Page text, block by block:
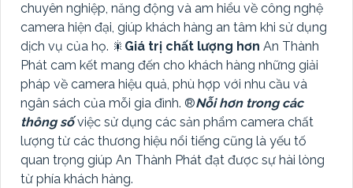
chuyên nghiệp, năng động và am hiểu về công nghệ
camera hiện đại, giúp khách hàng an tâm khi sử dụng
dịch vụ của họ. 🎇 Giá trị chất lượng hơn An Thành
Phát cam kết mang đến cho khách hàng những giải
pháp về camera hiệu quả, phù hợp với nhu cầu và
ngân sách của mỗi gia đình. ®️Nỗi hơn trong các
thông sốviệc sử dụng các sản phẩm camera chất
lượng từ các thương hiệu nổi tiếng cũng là yếu tố
quan trọng giúp An Thành Phát đạt được sự hài lòng
từ phía khách hàng.